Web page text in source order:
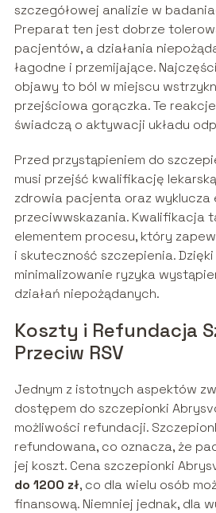
szczegółowej analizie w
Preparat ten jest dobrze
pacjentów, a działania
łagodne i przemijające.
objawy to ból w miejscu
przejściowa gorączka. Te
świadczą o aktywacji układu
Przed przystąpieniem do
musi przejść kwalifikację
zdrowia pacjenta oraz wyklucza
przeciwwskazania. Kwalifikacja
elementem procesu, który
i skuteczność szczepienia.
minimalizowanie ryzyka
działań niepożądanych.
Koszty i Refundacja
Przeciw RSV
Jednym z istotnych aspektów
dostępem do szczepionki
możliwości refundacji.
refundowana, co oznacza, że
jej koszt. Cena szczepionki
do 1200 zł, co dla wielu osób
finansową. Niemniej jednak, dla